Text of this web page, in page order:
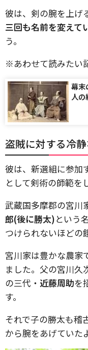
彼は、剣の腕を上げ
三回も名前を変えて
う。
※あわせて読みたい
幕末
人の
盗賊に対する冷
彼は、新選組に参加
として剣術の師範を
武蔵国多摩郡の宮川
郎(後に勝太)という
つけられないほどの
宮川家は豊かな農家
ました。父の宮川久
の三代・ 近藤周助を
す。
それで子の勝太も稽
から腕をあげていた